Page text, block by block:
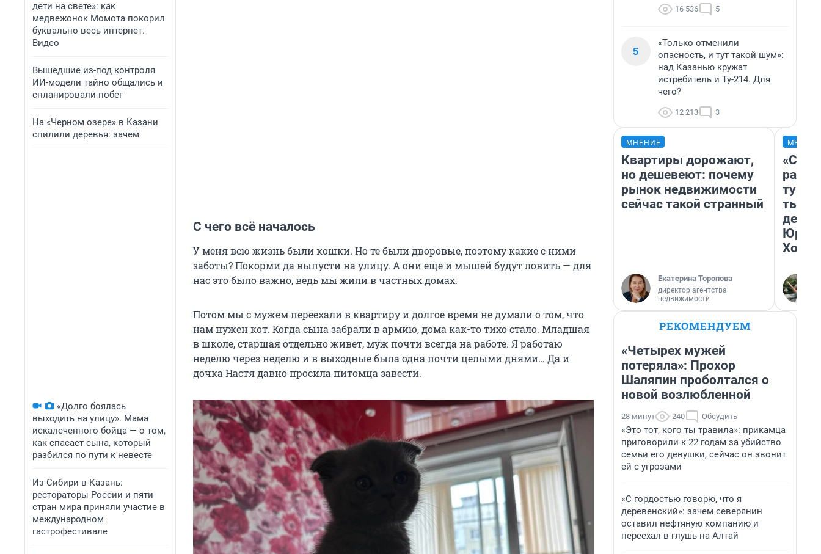
дети на свете»: как
медвежонок Момота покорил
буквально весь интернет.
Видео
Вышедшие из-под контроля
ИИ-модели тайно общались и
спланировали побег
На «Черном озере» в Казани
спилили деревья: зачем
«Долго боялась
выходить на улицу». Мама
искалеченного бойца — о том,
как спасает сына, который
разбился по пути к невесте
Из Сибири в Казань:
рестораторы России и пяти
стран мира приняли участие в
международном
гастрофестивале
С чего всё началось
У меня всю жизнь были кошки. Но те были дворовые, поэтому какие с ними
заботы? Покорми да выпусти на улицу. А они еще и мышей будут ловить — для
нас это было важно, ведь мы жили в частных домах.
Потом мы с мужем переехали в квартиру и долгое время не думали о том, что
нам нужен кот. Когда сына забрали в армию, дома как-то тихо стало. Младшая
в школе, старшая отдельно живет, муж почти всегда на работе. Я работаю
неделю через неделю и в выходные была одна почти целыми днями… Да и
дочка Настя давно просила питомца завести.
16 536 5
5
«Только отменили
опасность, и тут такой шум»:
над Казанью кружат
истребитель и Ту-214. Для
чего?
12 213 3
МНЕНИЕ
Квартиры дорожают,
но дешевеют: почему
рынок недвижимости
сейчас такой странный
Екатерина Торопова
директор агентства
недвижимости
день
РЕКОМЕНДУЕМ
«Четырех мужей
потеряла»: Прохор
Шаляпин проболтался о
новой возлюбленной
28 минут 240 Обсудить
«Это тот, кого ты травила»: прикамца
приговорили к 22 годам за убийство
семьи его девушки, сейчас он звонит
ей с угрозами
«С гордостью говорю, что я
деревенский»: зачем северянин
оставил нефтяную компанию и
переехал в глушь на Алтай